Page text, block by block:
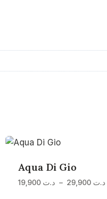
Aqua Di Gio
د.ت 19,900 – د.ت 29,900